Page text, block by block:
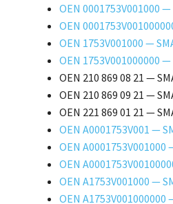
OEN 0001753V001000 —
OEN
OEN 1753V001000 —
OEN 1753V001000000 —
OEN 210 869 08 21 —
OEN 210 869 09 21 —
OEN 221 869 01 21 —
OEN A0001753V001 —
OEN A0001753V001000
OEN
OEN A1753V001000 —
OEN A1753V001000000